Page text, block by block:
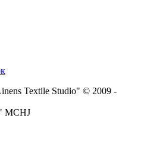
Textile Studio" © 2009 -
MCHJ